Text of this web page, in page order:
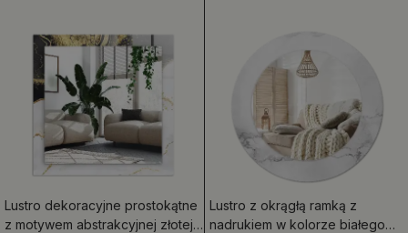
Lustro dekoracyjne prostokątne
z motywem abstrakcyjnej złotej
Lustro z okrągłą ramką z
nadrukiem w kolorze białego